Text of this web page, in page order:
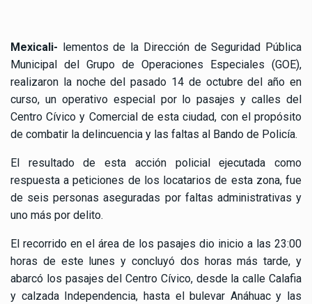
Mexicali- lementos de la Dirección de Seguridad Pública
Municipal del Grupo de Operaciones Especiales (GOE),
realizaron la noche del pasado 14 de octubre del año en
curso, un operativo especial por lo pasajes y calles del
Centro Cívico y Comercial de esta ciudad, con el propósito
de combatir la delincuencia y las faltas al Bando de Policía.
El resultado de esta acción policial ejecutada como
respuesta a peticiones de los locatarios de esta zona, fue
de seis personas aseguradas por faltas administrativas y
uno más por delito.
El recorrido en el área de los pasajes dio inicio a las 23:00
horas de este lunes y concluyó dos horas más tarde, y
abarcó los pasajes del Centro Cívico, desde la calle Calafia
y calzada Independencia, hasta el bulevar Anáhuac y las